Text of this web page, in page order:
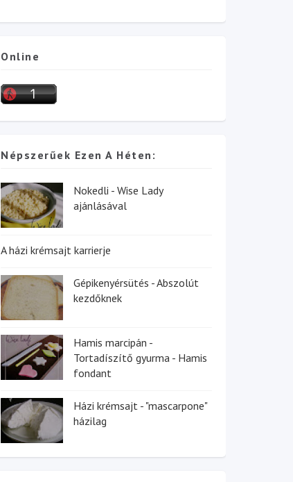
Online
Népszerűek Ezen A Héten:
Nokedli - Wise Lady
ajánlásával
A házi krémsajt karrierje
Gépikenyérsütés - Abszolút
kezdőknek
Hamis marcipán -
Tortadíszítő gyurma - Hamis
fondant
Házi krémsajt - "mascarpone"
házilag